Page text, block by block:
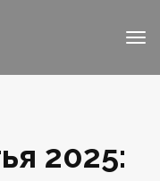
2025: